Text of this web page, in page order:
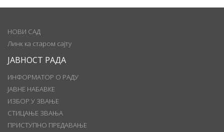
НОВИ САД
Линк ка старом сајту
ЈАВНОСТ РАДА
ИНФОРМАТОР О РАДУ
ЈАВНЕ НАБАВКЕ
ИЗБОР У ЗВАЊЕ
СТИЦАЊЕ ЗВАЊА
ПРИСТУПНО ПРЕДАВАЊЕ